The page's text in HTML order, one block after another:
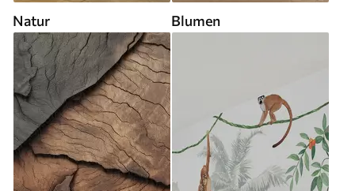
Natur Blumen